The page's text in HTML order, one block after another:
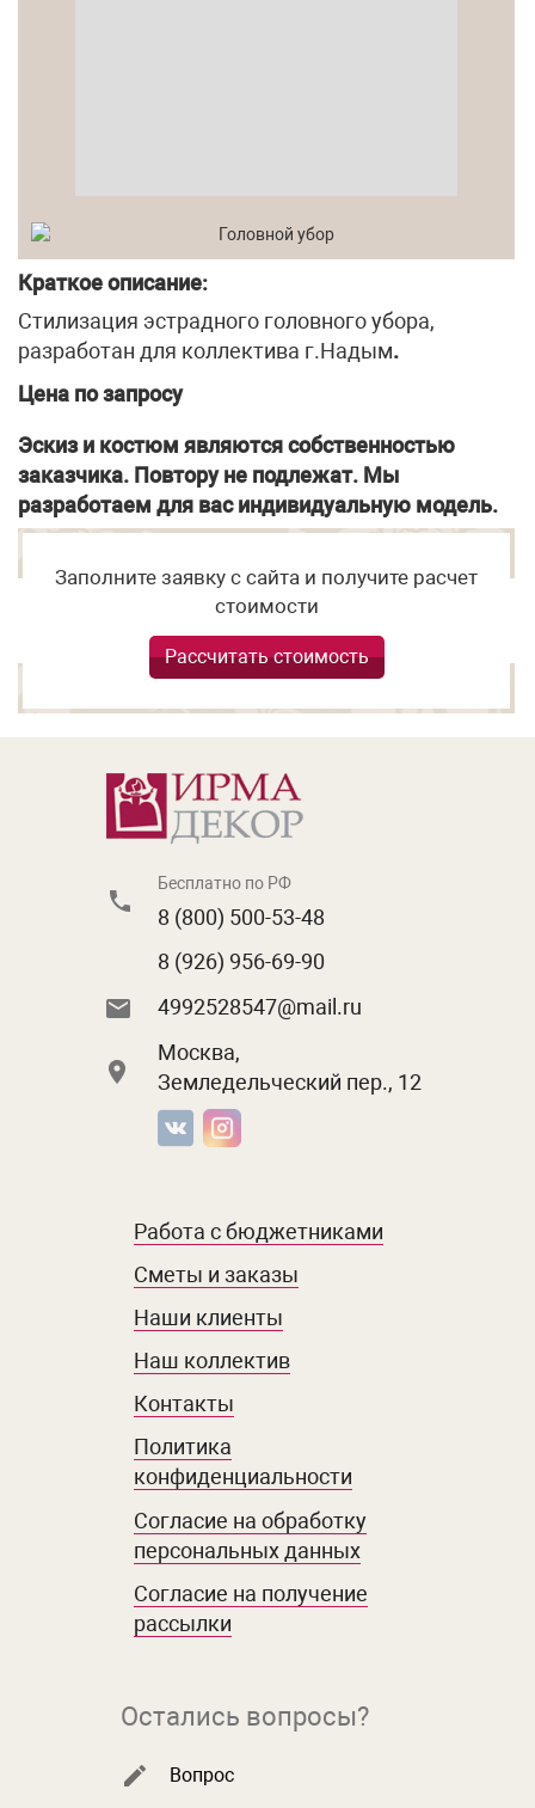
Краткое описание:
Стилизация эстрадного головного убора,
разработан для коллектива г.Надым.
Цена по запросу
Эскиз и костюм являются собственностью
заказчика. Повтору не подлежат. Мы
разработаем для вас индивидуальную модель.
Заполните заявку с сайта и получите расчет
стоимости
Рассчитать стоимость
Бесплатно по РФ
8 (800) 500-53-48
8 (926) 956-69-90
4992528547@mail.ru
Москва,
Земледельческий пер., 12
Работа с бюджетниками
Сметы и заказы
Наши клиенты
Наш коллектив
Контакты
Политика
конфиденциальности
Согласие на обработку
персональных данных
Согласие на получение
рассылки
Остались вопросы?
Вопрос